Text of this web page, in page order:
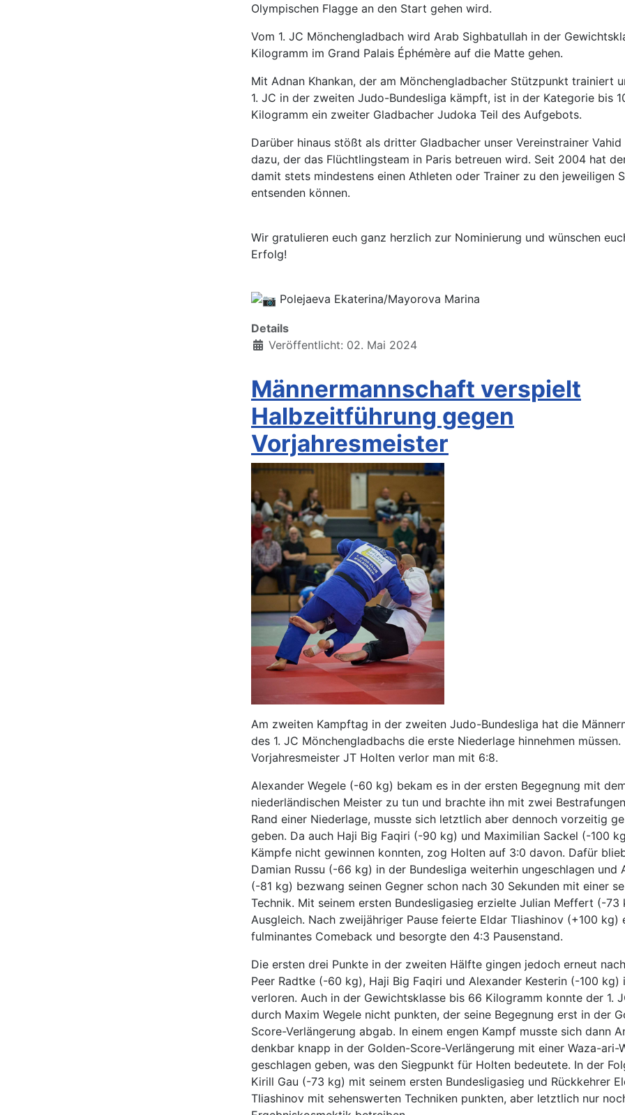
Olympischen Flagge an den Start gehen wird.
Vom 1. JC Mönchengladbach wird Arab Sighbatullah in der
Kilogramm im Grand Palais Éphémère auf die Matte gehen.
Mit Adnan Khankan, der am Mönchengladbacher Stützpunkt trainiert
1. JC in der zweiten Judo-Bundesliga kämpft, ist in der Kategorie bis
Kilogramm ein zweiter Gladbacher Judoka Teil des Aufgebots.
Darüber hinaus stößt als dritter Gladbacher unser Vereinstrainer Vahid
dazu, der das Flüchtlingsteam in Paris betreuen wird. Seit 2004 hat
damit stets mindestens einen Athleten oder Trainer zu den jeweiligen
entsenden können.
Wir gratulieren euch ganz herzlich zur Nominierung und wünschen
Erfolg!
Polejaeva Ekaterina/Mayorova Marina
Details
Veröffentlicht: 02. Mai 2024
Männermannschaft verspielt
Halbzeitführung gegen
Vorjahresmeister
Am zweiten Kampftag in der zweiten Judo-Bundesliga hat die
des 1. JC Mönchengladbachs die erste Niederlage hinnehmen müssen.
Vorjahresmeister JT Holten verlor man mit 6:8.
Alexander Wegele (-60 kg) bekam es in der ersten Begegnung mit
niederländischen Meister zu tun und brachte ihn mit zwei
Rand einer Niederlage, musste sich letztlich aber dennoch vorzeitig
geben. Da auch Haji Big Faqiri (-90 kg) und Maximilian Sackel (-100
Kämpfe nicht gewinnen konnten, zog Holten auf 3:0 davon. Dafür
Damian Russu (-66 kg) in der Bundesliga weiterhin ungeschlagen und
(-81 kg) bezwang seinen Gegner schon nach 30 Sekunden mit einer
Technik. Mit seinem ersten Bundesligasieg erzielte Julian Meffert (-73
Ausgleich. Nach zweijähriger Pause feierte Eldar Tliashinov (+100 kg)
fulminantes Comeback und besorgte den 4:3 Pausenstand.
Die ersten drei Punkte in der zweiten Hälfte gingen jedoch erneut
Peer Radtke (-60 kg), Haji Big Faqiri und Alexander Kesterin (-100 kg)
verloren. Auch in der Gewichtsklasse bis 66 Kilogramm konnte der 1.
durch Maxim Wegele nicht punkten, der seine Begegnung erst in der
Score-Verlängerung abgab. In einem engen Kampf musste sich dann
denkbar knapp in der Golden-Score-Verlängerung mit einer Waza-ari-
geschlagen geben, was den Siegpunkt für Holten bedeutete. In der
Kirill Gau (-73 kg) mit seinem ersten Bundesligasieg und Rückkehrer
Tliashinov mit sehenswerten Techniken punkten, aber letztlich nur